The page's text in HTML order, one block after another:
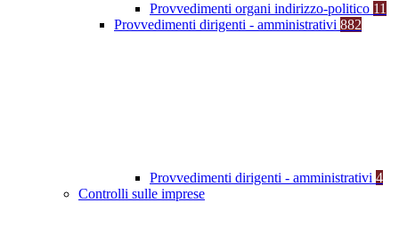
Provvedimenti organi indirizzo-politico 11
Provvedimenti dirigenti - amministrativi 882
Provvedimenti dirigenti - amministrativi 4
Controlli sulle imprese